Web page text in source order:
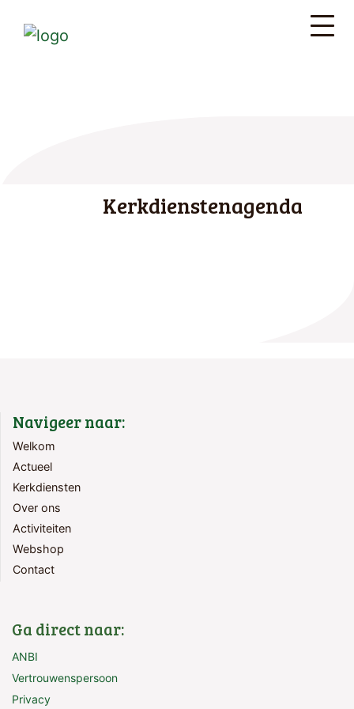
Kerkdienstenagenda
Navigeer naar:
Welkom
Actueel
Kerkdiensten
Over ons
Activiteiten
Webshop
Contact
Ga direct naar:
ANBI
Vertrouwenspersoon
Privacy